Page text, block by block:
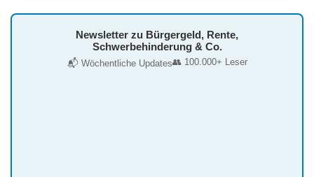
Newsletter zu Bürgergeld, Rente,
Schwerbehinderung & Co.
📬 Wöchentliche Updates👥 100.000+ Leser